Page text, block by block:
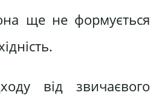
ще не формується
від звичаєвого